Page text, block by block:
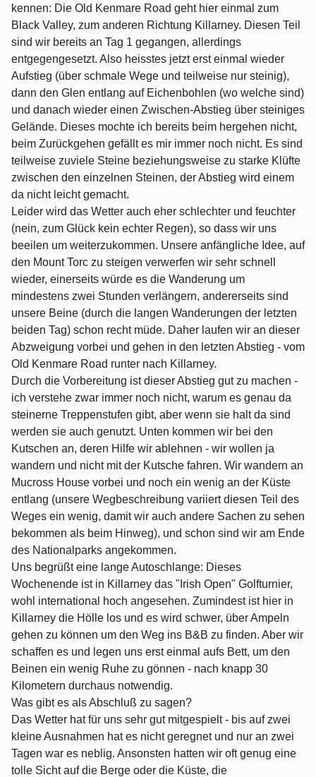
kennen: Die Old Kenmare Road geht hier einmal zum
Black Valley, zum anderen Richtung Killarney. Diesen Teil
sind wir bereits an Tag 1 gegangen, allerdings
entgegengesetzt. Also heisstes jetzt erst einmal wieder
Aufstieg (über schmale Wege und teilweise nur steinig),
dann den Glen entlang auf Eichenbohlen (wo welche sind)
und danach wieder einen Zwischen-Abstieg über steiniges
Gelände. Dieses mochte ich bereits beim hergehen nicht,
beim Zurückgehen gefällt es mir immer noch nicht. Es sind
teilweise zuviele Steine beziehungsweise zu starke Klüfte
zwischen den einzelnen Steinen, der Abstieg wird einem
da nicht leicht gemacht.
Leider wird das Wetter auch eher schlechter und feuchter
(nein, zum Glück kein echter Regen), so dass wir uns
beeilen um weiterzukommen. Unsere anfängliche Idee, auf
den Mount Torc zu steigen verwerfen wir sehr schnell
wieder, einerseits würde es die Wanderung um
mindestens zwei Stunden verlängern, andererseits sind
unsere Beine (durch die langen Wanderungen der letzten
beiden Tag) schon recht müde. Daher laufen wir an dieser
Abzweigung vorbei und gehen in den letzten Abstieg - vom
Old Kenmare Road runter nach Killarney.
Durch die Vorbereitung ist dieser Abstieg gut zu machen -
ich verstehe zwar immer noch nicht, warum es genau da
steinerne Treppenstufen gibt, aber wenn sie halt da sind
werden sie auch genutzt. Unten kommen wir bei den
Kutschen an, deren Hilfe wir ablehnen - wir wollen ja
wandern und nicht mit der Kutsche fahren. Wir wandern an
Mucross House vorbei und noch ein wenig an der Küste
entlang (unsere Wegbeschreibung variiert diesen Teil des
Weges ein wenig, damit wir auch andere Sachen zu sehen
bekommen als beim Hinweg), und schon sind wir am Ende
des Nationalparks angekommen.
Uns begrüßt eine lange Autoschlange: Dieses
Wochenende ist in Killarney das "Irish Open" Golfturnier,
wohl international hoch angesehen. Zumindest ist hier in
Killarney die Hölle los und es wird schwer, über Ampeln
gehen zu können um den Weg ins B&B zu finden. Aber wir
schaffen es und legen uns erst einmal aufs Bett, um den
Beinen ein wenig Ruhe zu gönnen - nach knapp 30
Kilometern durchaus notwendig.
Was gibt es als Abschluß zu sagen?
Das Wetter hat für uns sehr gut mitgespielt - bis auf zwei
kleine Ausnahmen hat es nicht geregnet und nur an zwei
Tagen war es neblig. Ansonsten hatten wir oft genug eine
tolle Sicht auf die Berge oder die Küste, die